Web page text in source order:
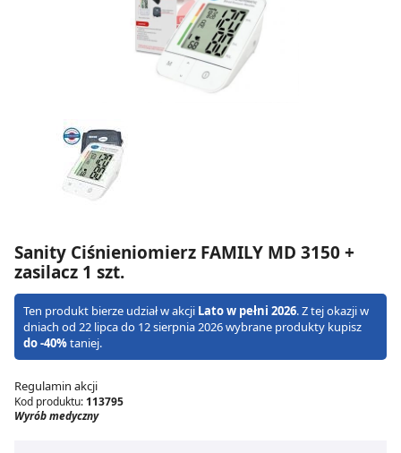
Sanity Ciśnieniomierz FAMILY MD 3150 +
zasilacz 1 szt.
Ten produkt bierze udział w akcji Lato w pełni 2026. Z tej okazji w
dniach od 22 lipca do 12 sierpnia 2026 wybrane produkty kupisz
do -40%taniej.
Regulamin akcji
Kod produktu: 113795
Wyrób medyczny